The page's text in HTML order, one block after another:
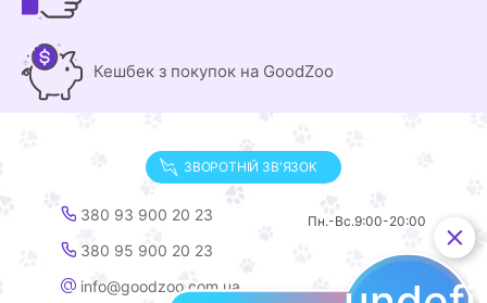
Кешбек з покупок на GoodZoo
ЗВОРОТНІЙ ЗВ'ЯЗОК
380 93 900 20 23
380 95 900 20 23
info@goodzoo.com.ua
Пн.-Вс.9:00-20:00